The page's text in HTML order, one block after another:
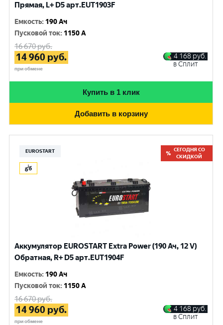
Прямая, L+ D5 арт.EUT1903F
Емкость: 190 Ач
Пусковой ток: 1150 A
16 670руб.
14 960 руб.
при обмене
4 168 руб.
в Сплит
Купить в 1 клик
Добавить в корзину
EUROSTART
СЕГОДНЯ СО
СКИДКОЙ
Аккумулятор EUROSTART Extra Power (190 Ач, 12 V)
Обратная, R+ D5 арт.EUT1904F
Емкость: 190 Ач
Пусковой ток: 1150 A
16 670руб.
14 960 руб.
при обмене
4 168 руб.
в Сплит